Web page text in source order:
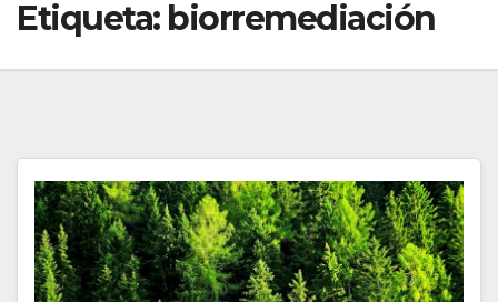
Etiqueta: biorremediación